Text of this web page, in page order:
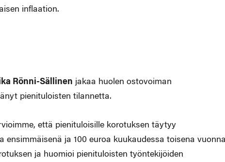
inflaation.
Rönni-Sällinen jakaa huolen ostovoiman
pienituloisten tilannetta.
että pienituloisille korotuksen täytyy
ensimmäisenä ja 100 euroa kuukaudessa toisena
ja huomioi pienituloisten työntekijöiden